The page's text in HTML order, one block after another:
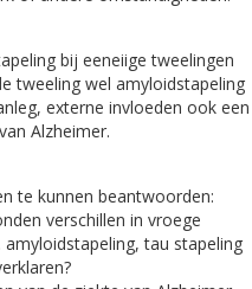
bij eeneiige tweelingen
tweeling wel amyloidstapeling
externe invloeden ook een
Alzheimer.
te kunnen beantwoorden:
verschillen in vroege
tau stapeling